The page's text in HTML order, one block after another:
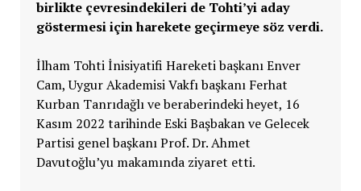
birlikte çevresindekileri de Tohti’yi aday
göstermesi için harekete geçirmeye söz verdi.
İlham Tohti İnisiyatifi Hareketi başkanı Enver
Cam, Uygur Akademisi Vakfı başkanı Ferhat
Kurban Tanrıdağlı ve beraberindeki heyet, 16
Kasım 2022 tarihinde Eski Başbakan ve Gelecek
Partisi genel başkanı Prof. Dr. Ahmet
Davutoğlu’yu makamında ziyaret etti.